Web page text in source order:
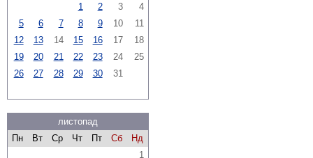
1
2 3
4
5
6 7 8 9 10
11
12
13 14 15 16 17
18
19
20 21 22 23 24
25
26
27 28 29 30 31
листопад
Пн
Вт Ср Чт Пт Сб
Нд
1